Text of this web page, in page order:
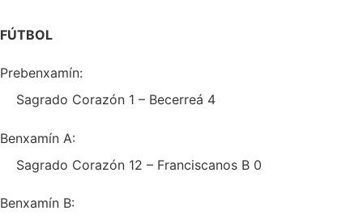
FÚTBOL
Prebenxamín:
Sagrado Corazón 1 – Becerreá 4
Benxamín A:
Sagrado Corazón 12 – Franciscanos B 0
Benxamín B: